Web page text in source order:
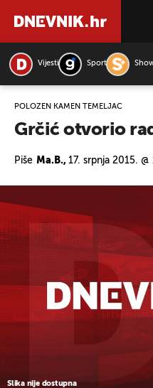
Vijesti Sport
POLOŽEN KAMEN TEMELJAC
Grčić otvorio
Piše Ma.B., 17. srpnja 2015. @
Slika nije dostupna
PRETRAŽITE VIJESTI